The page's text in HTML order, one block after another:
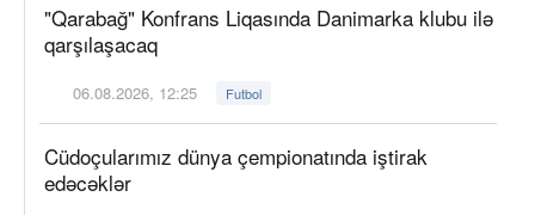
"Qarabağ" Konfrans Liqasında Danimarka klubu ilə
qarşılaşacaq
06.08.2026, 12:25 Futbol
Cüdoçularımız dünya çempionatında iştirak
edəcəklər